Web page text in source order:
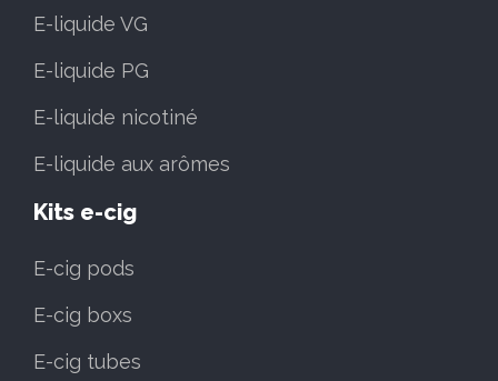
E-liquide VG
E-liquide PG
E-liquide nicotiné
E-liquide aux arômes
Kits e-cig
E-cig pods
E-cig boxs
E-cig tubes